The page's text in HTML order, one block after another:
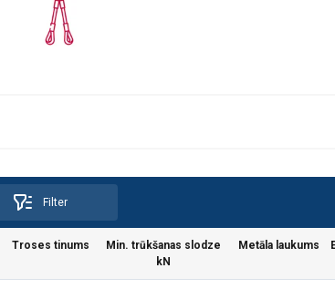
Filter
Troses tinums
Min. trūkšanas slodze
kN
Metāla laukums